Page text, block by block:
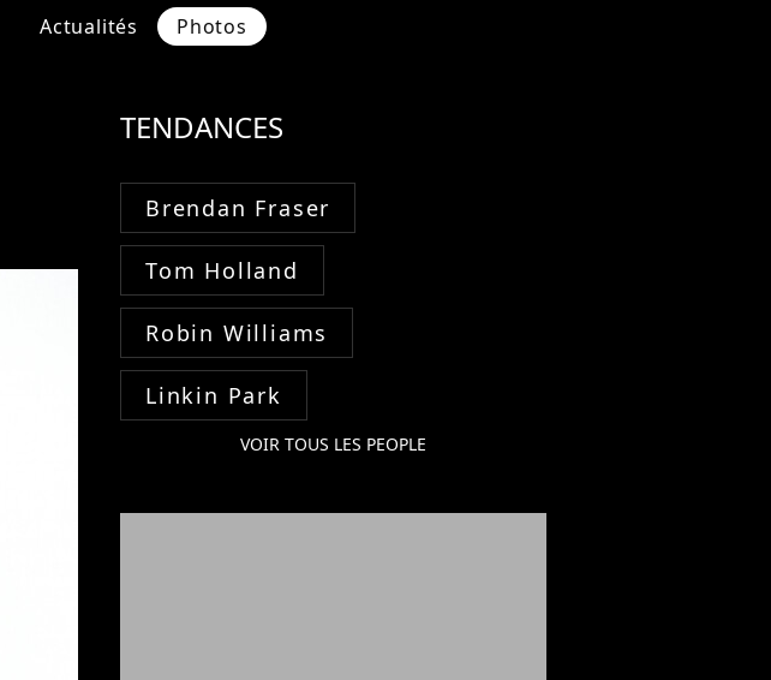
Actualités Photos
TENDANCES
Brendan Fraser
Tom Holland
Robin Williams
Linkin Park
VOIR TOUS LES PEOPLE